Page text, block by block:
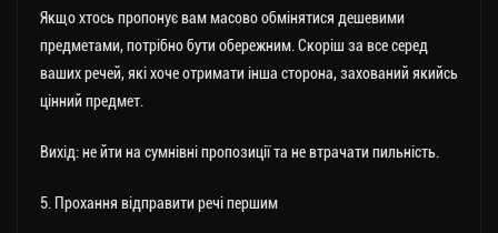
Якщо хтось пропонує вам масово обмінятися дешевими
предметами, потрібно бути обережним. Скоріш за все серед
ваших речей, які хоче отримати інша сторона, захований якийсь
цінний предмет.
Вихід: не йти на сумнівні пропозиції та не втрачати пильність.
5. Прохання відправити речі першим